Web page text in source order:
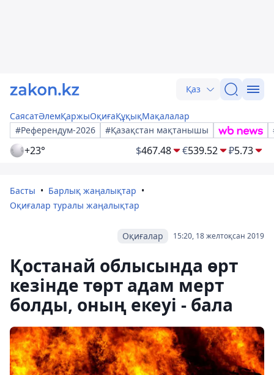
Қаз
СаясатӘлемҚаржыОқиғаҚұқықМақалалар
#Референдум-2026
#Қазақстан мақтанышы
+23° $467.48 €539.52 ₽5.73
Басты
Барлық жаңалықтар
Оқиғалар туралы жаңалықтар
15:20, 18 желтоқсан 2019
Оқиғалар
Қостанай облысында өрт
кезінде төрт адам мерт
болды, оның екеуі - бала